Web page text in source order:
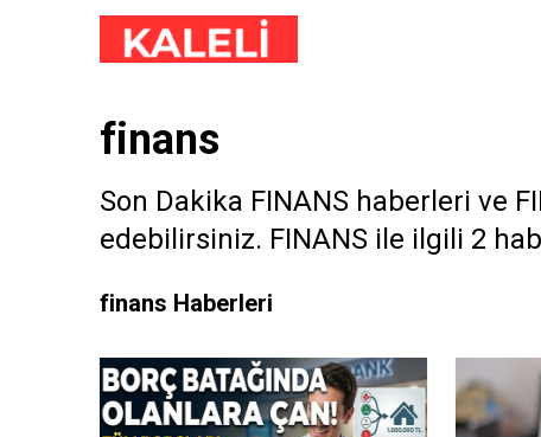
finans
Son Dakika FINANS haberleri ve
edebilirsiniz. FINANS ile ilgili 2
finans Haberleri